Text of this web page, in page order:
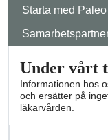
Starta med Paleo
Under vårt
Informationen hos
och ersätter på
läkarvården.